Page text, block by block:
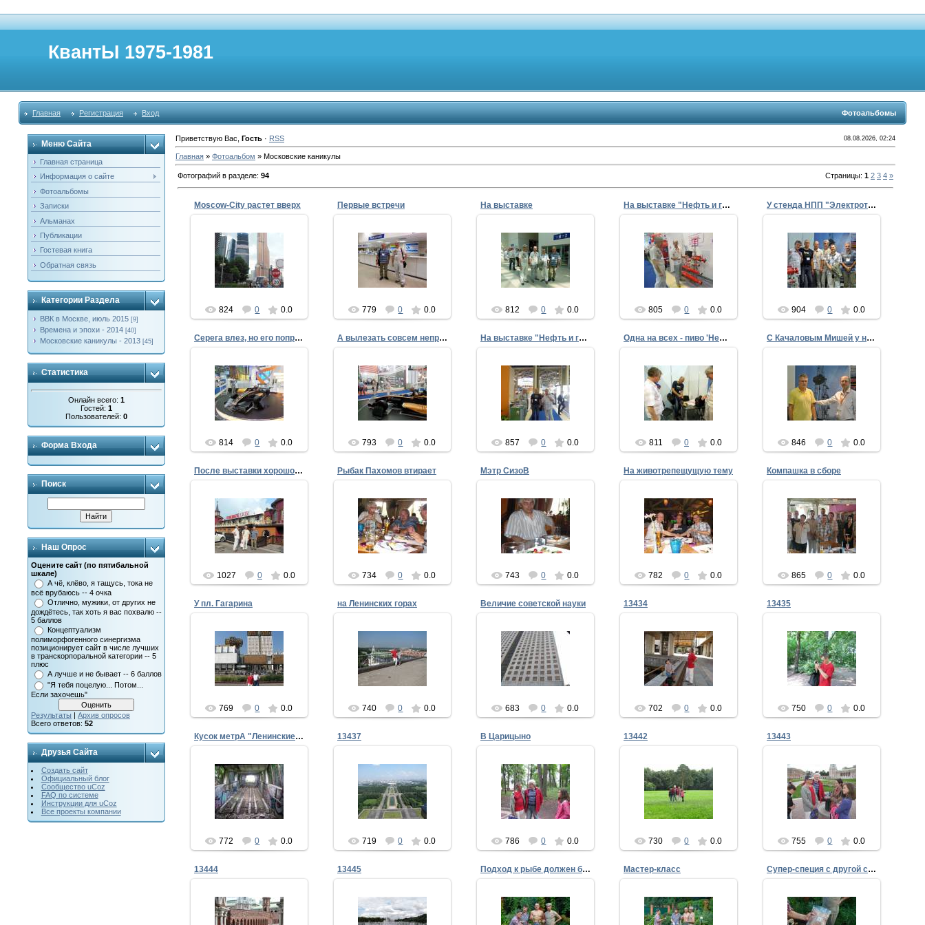
КвантЫ 1975-1981
Главная Регистрация Вход Фотоальбомы
Меню Сайта
Главная страница
Информация о сайте
Фотоальбомы
Записки
Альманах
Публикации
Гостевая книга
Обратная связь
Категории Раздела
ВВК в Москве, июль 2015 [9]
Времена и эпохи - 2014 [40]
Московские каникулы - 2013 [45]
Статистика
Онлайн всего: 1
Гостей: 1
Пользователей: 0
Форма Входа
Поиск
Наш Опрос
Оцените сайт (по пятибальной
шкале)
А чё, клёво, я тащусь, тока не
всё врубаюсь -- 4 очка
Отлично, мужики, от других не
дождётесь, так хоть я вас похвалю --
5 баллов
Концептуализм
полиморфогенного синергизма
позиционирует сайт в числе лучших
в транскорпоральной категории -- 5
плюс
А лучше и не бывает -- 6 баллов
"Я тебя поцелую... Потом...
Если захочешь"
Результаты | Архив опросов
Всего ответов: 52
Друзья Сайта
Создать сайт
Официальный блог
Сообщество uCoz
FAQ по системе
Инструкции для uCoz
Все проекты компании
Приветствую Вас Гость· RSS 08.08.2026, 02:24
Главная» Фотоальбом » Московские каникулы
Фотографий в разделе: 94 Страницы: 1 2 3 4 »
Moscow-City растет вверх
04.09.2013
ffke1975
824 0 0.0
Первые встречи
04.09.2013
ffke1975
779 0 0.0
На выставке
04.09.2013
ffke1975
812 0 0.0
На выставке "Нефть и газ".
04.09.2013
Сергей - на все руки
мастер
ffke1975
805 0 0.0
У стенда НПП "Электротех", г. Ижевск
04.09.2013
ffke1975
904 0 0.0
Серега влез, но его попросили...
04.09.2013
ffke1975
814 0 0.0
А вылезать совсем непросто
04.09.2013
ffke1975
793 0 0.0
На выставке "Нефть и газ"
04.09.2013
ffke1975
857 0 0.0
Одна на всех - пиво 'Нефтяное'
04.09.2013
Пиво "Нефтяное" -
продукт глубокой
переработки нефти.
ffke1975
811 0 0.0
С Качаловым Мишей у нефтяной вышки
04.09.2013
ffke1975
846 0 0.0
После выставки хорошо бы подкрепиться
Потом отправились в
чужеродный ресторан,
прости Господи -
Генацвале-Сити, это ж
надо такое в Москве. Не
зря, думаю, к...
ffke1975
1027 0 0.0
Рыбак Пахомов втирает
04.09.2013
Рыбак Пахомов втирает,
а дядя Володя так ему и
поверил...
ffke1975
734 0 0.0
Мэтр СизоВ
04.09.2013
Мэтр СизоВ
ffke1975
743 0 0.0
На животрепещущую тему
Пахомов порадовал:
подарил мне книжку
апологета высадки на
Луну, там на фото видно
кого.
Потом я эту убогую кн...
ffke1975
782 0 0.0
Компашка в сборе
04.09.2013
ffke1975
865 0 0.0
У пл. Гагарина
04.09.2013
Мы прогулялись от пл.
Гагарина до универа,
слегка замучив Артура
фотками и ходьбой.
ffke1975
769
0 0.0
на Ленинских горах
04.09.2013
ffke1975
740 0 0.0
Величие советской науки
04.09.2013
ffke1975
683 0 0.0
13434
04.09.2013
ffke1975
702 0 0.0
13435
04.09.2013
ffke1975
750 0 0.0
Кусок метрА "Ленинские горы" в 2013 г.
Это самое интересное
для Артура место в
Москве - кусок метрА
"Ленинские горы".
Этот "эскалатор" был
бальзамом ...
ffke1975
772 0 0.0
13437
04.09.2013
ffke1975
719 0 0.0
В Царицыно
04.09.2013
В Царицыно
ffke1975
786 0 0.0
13442
04.09.2013
ffke1975
730 0 0.0
13443
04.09.2013
ffke1975
755 0 0.0
13444
04.09.2013
13445
04.09.2013
Подход к рыбе должен быть серьезный
04.09.2013
Мастер-класс
04.09.2013
Супер-специя с другой стороны глобуса
04.09.2013